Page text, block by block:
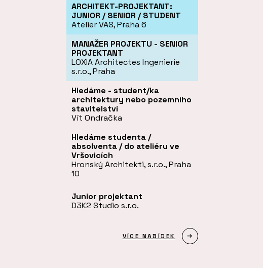
ARCHITEKT-PROJEKTANT:
JUNIOR / SENIOR / STUDENT
Atelier VAS, Praha 6
MANAŽER PROJEKTU - SENIOR
PROJEKTANT
LOXIA Architectes Ingenierie
s.r.o., Praha
Hledáme - student/ka
architektury nebo pozemního
stavitelství
Vít Ondračka
Hledáme studenta /
absolventa / do ateliéru ve
Vršovicích
Hronský Architekti, s.r.o., Praha
10
Junior projektant
D3K2 Studio s.r.o.
VÍCE NABÍDEK